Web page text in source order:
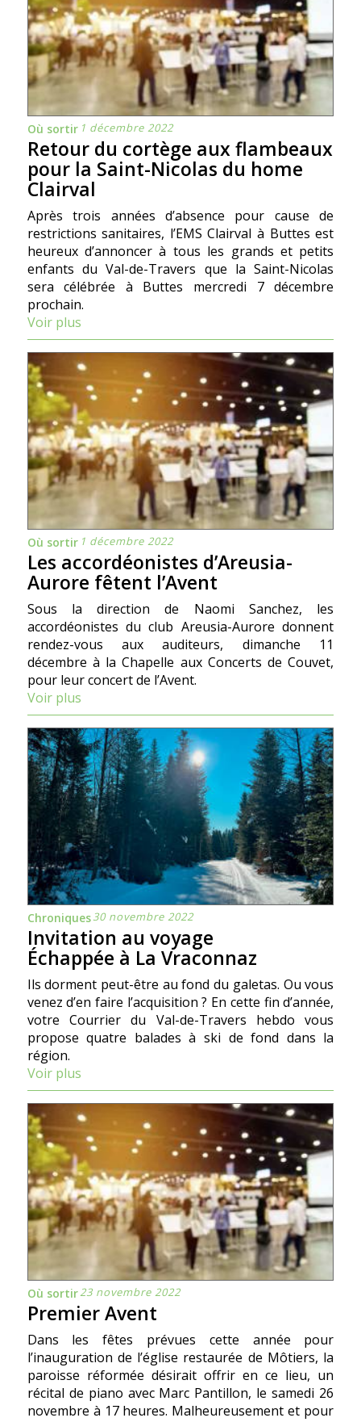
Où sortir 1 décembre 2022
Retour du cortège aux flambeaux
pour la Saint-Nicolas du home
Clairval
Après trois années d’absence pour cause de
restrictions sanitaires, l’EMS Clairval à Buttes est
heureux d’annoncer à tous les grands et petits
enfants du Val-de-Travers que la Saint-Nicolas
sera célébrée à Buttes mercredi 7 décembre
prochain.
Voir plus
Où sortir 1 décembre 2022
Les accordéonistes d’Areusia-
Aurore fêtent l’Avent
Sous la direction de Naomi Sanchez, les
accordéonistes du club Areusia-Aurore donnent
rendez-vous aux auditeurs, dimanche 11
décembre à la Chapelle aux Concerts de Couvet,
pour leur concert de l’Avent.
Voir plus
Chroniques30 novembre 2022
Invitation au voyage
Échappée à La Vraconnaz
Ils dorment peut-être au fond du galetas. Ou vous
venez d’en faire l’acquisition ? En cette fin d’année,
votre Courrier du Val-de-Travers hebdo vous
propose quatre balades à ski de fond dans la
région.
Voir plus
Où sortir23 novembre 2022
Premier Avent
Dans les fêtes prévues cette année pour
l’inauguration de l’église restaurée de Môtiers, la
paroisse réformée désirait offrir en ce lieu, un
récital de piano avec Marc Pantillon, le samedi 26
novembre à 17 heures. Malheureusement et pour